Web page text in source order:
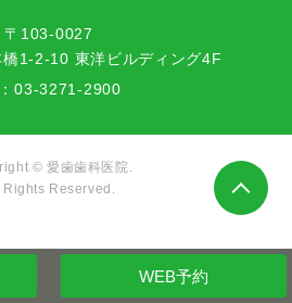
WEB予約
〒103-0027
1-2-10 東洋ビルディング4F
03-3271-2900
© 愛歯歯科医院.
Reserved.